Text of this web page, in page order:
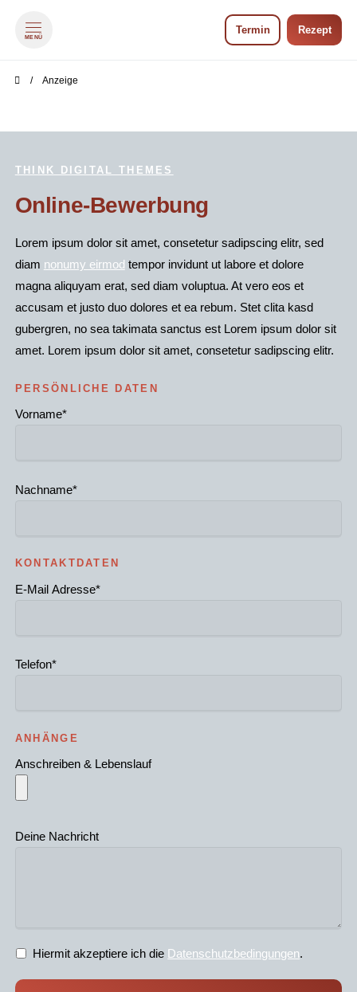
MENÜ
Termin Rezept
zum Inhalt springen
Anzeige
THINK DIGITAL THEMES
Online-Bewerbung
Lorem ipsum dolor sit amet, consetetur sadipscing elitr, sed
diam nonumy eirmod tempor invidunt ut labore et dolore
magna aliquyam erat, sed diam voluptua. At vero eos et
accusam et justo duo dolores et ea rebum. Stet clita kasd
gubergren, no sea takimata sanctus est Lorem ipsum dolor sit
amet. Lorem ipsum dolor sit amet, consetetur sadipscing elitr.
PERSÖNLICHE DATEN
Pflichtfeld
Vorname*
Pflichtfeld
Nachname*
KONTAKTDATEN
Pflichtfeld
E-Mail Adresse*
Pflichtfeld
Telefon*
ANHÄNGE
Anschreiben & Lebenslauf
Deine Nachricht
Hiermit akzeptiere ich die Datenschutzbedingungen.